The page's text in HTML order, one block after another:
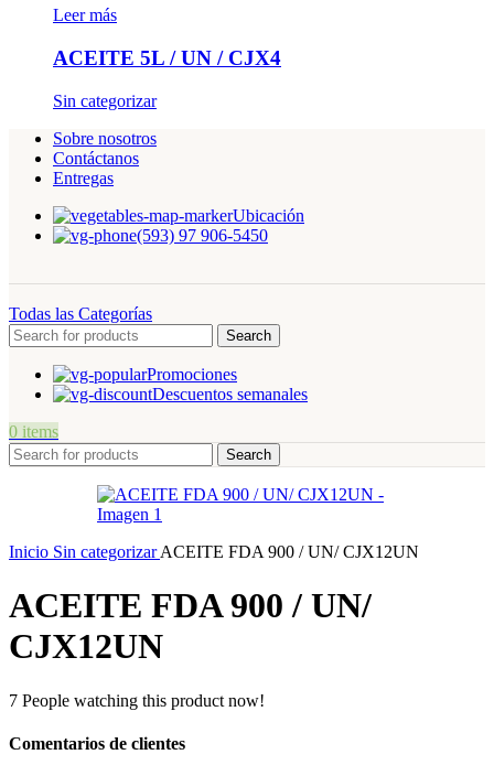
Leer más
ACEITE 5L / UN / CJX4
Sin categorizar
Sobre nosotros
Contáctanos
Entregas
Ubicación
(593) 97 906-5450
Todas las Categorías
Search
Promociones
Descuentos semanales
0 items
Search
Inicio Sin categorizarACEITE FDA 900 / UN/ CJX12UN
ACEITE FDA 900 / UN/
CJX12UN
7 People watching this product now!
Comentarios de clientes